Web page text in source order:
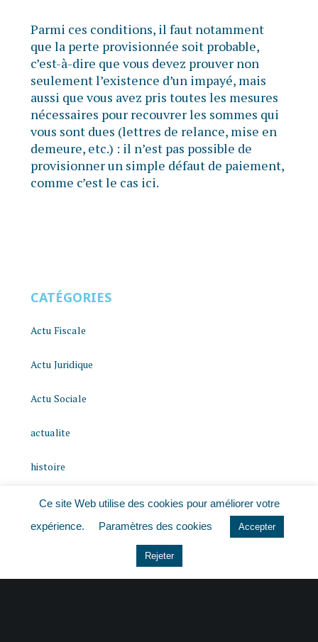
Parmi ces conditions, il faut notamment
que la perte provisionnée soit probable,
c’est-à-dire que vous devez prouver non
seulement l’existence d’un impayé, mais
aussi que vous avez pris toutes les mesures
nécessaires pour recouvrer les sommes qui
vous sont dues (lettres de relance, mise en
demeure, etc.) : il n’est pas possible de
provisionner un simple défaut de paiement,
comme c’est le cas ici.
CATÉGORIES
Actu Fiscale
Actu Juridique
Actu Sociale
actualite
histoire
Le coin du dirigeant
Non classé
Ce site Web utilise des cookies pour améliorer votre
expérience.
Paramètres des cookies Accepter
Rejeter